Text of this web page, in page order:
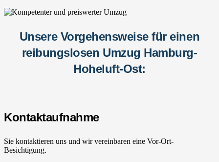
Unsere Vorgehensweise für einen
reibungslosen Umzug Hamburg-
Hoheluft-Ost:
Kontaktaufnahme
Sie kontaktieren uns und wir vereinbaren eine Vor-Ort-
Besichtigung.